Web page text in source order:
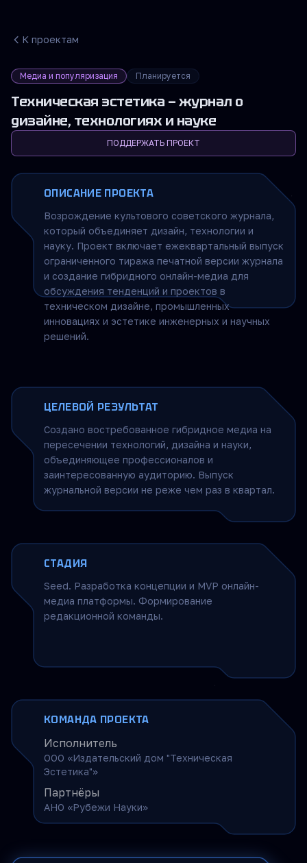
К проектам
Медиа и популяризация Планируется
Техническая эстетика — журнал о
дизайне, технологиях и науке
ПОДДЕРЖАТЬ ПРОЕКТ
ОПИСАНИЕ ПРОЕКТА
Возрождение культового советского журнала,
который объединяет дизайн, технологии и
науку. Проект включает ежеквартальный выпуск
ограниченного тиража печатной версии журнала
и создание гибридного онлайн-медиа для
обсуждения тенденций и проектов в
техническом дизайне, промышленных
инновациях и эстетике инженерных и научных
решений.
ЦЕЛЕВОЙ РЕЗУЛЬТАТ
Создано востребованное гибридное медиа на
пересечении технологий, дизайна и науки,
объединяющее профессионалов и
заинтересованную аудиторию. Выпуск
журнальной версии не реже чем раз в квартал.
СТАДИЯ
Seed. Разработка концепции и MVP онлайн-
медиа платформы. Формирование
редакционной команды.
КОМАНДА ПРОЕКТА
Исполнитель
ООО «Издательский дом "Техническая
Эстетика"»
Партнёры
АНО «Рубежи Науки»